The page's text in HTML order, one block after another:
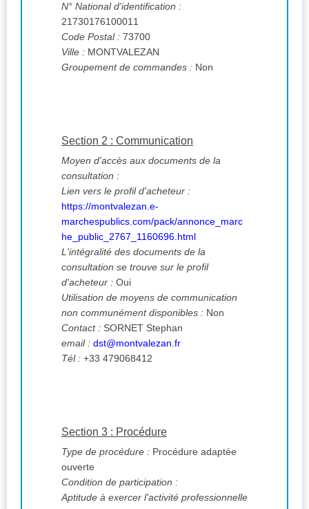
N° National d'identification :
21730176100011
Code Postal : 73700
Ville : MONTVALEZAN
Groupement de commandes : Non
Section 2 : Communication
Moyen d'accès aux documents de la
consultation :
Lien vers le profil d'acheteur :
https://montvalezan.e-
marchespublics.com/pack/annonce_marc
he_public_2767_1160696.html
L'intégralité des documents de la
consultation se trouve sur le profil
d'acheteur : Oui
Utilisation de moyens de communication
non communément disponibles : Non
Contact : SORNET Stephan
email : dst@montvalezan.fr
Tél : +33 479068412
Section 3 : Procédure
Type de procédure : Procédure adaptée
ouverte
Condition de participation :
Aptitude à exercer l'activité professionnelle